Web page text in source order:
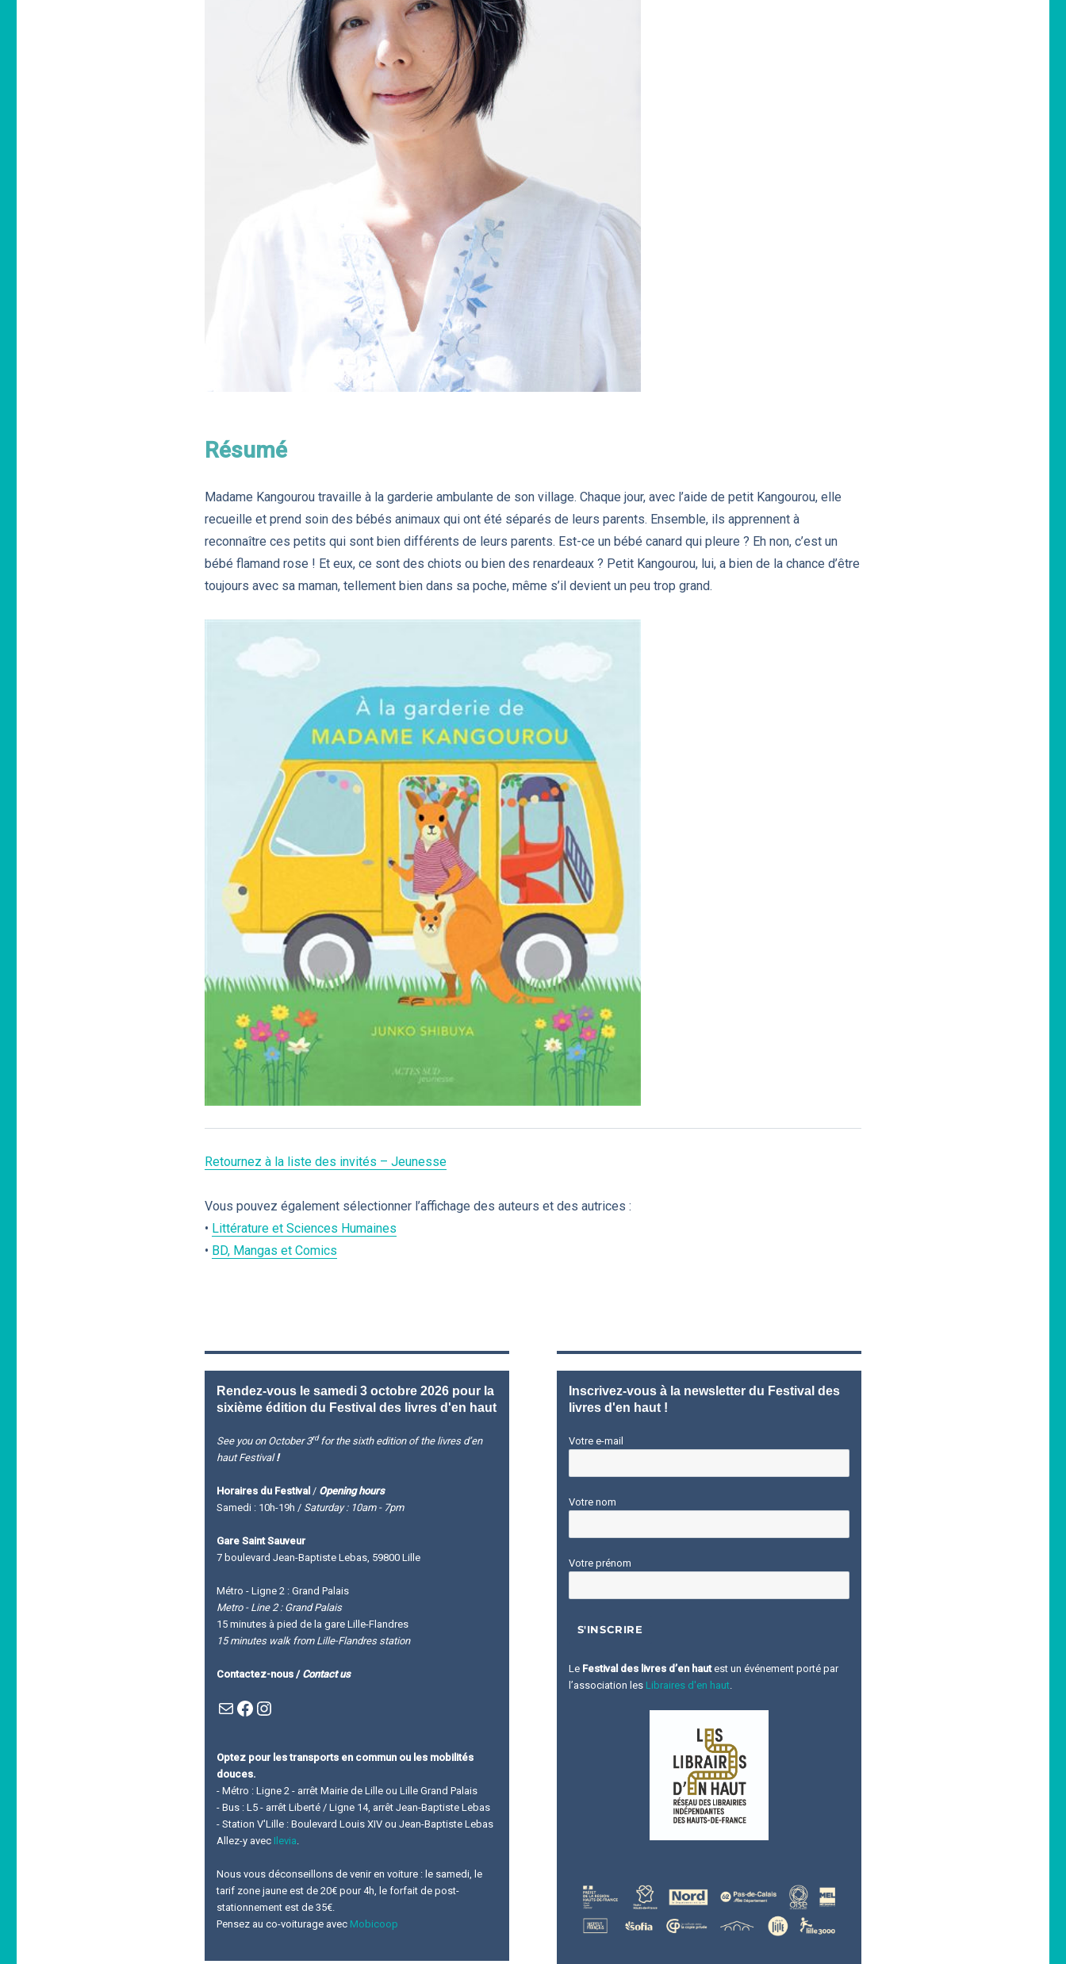
Résumé
Madame Kangourou travaille à la garderie ambulante de son village. Chaque jour, avec l’aide de petit Kangourou, elle
recueille et prend soin des bébés animaux qui ont été séparés de leurs parents. Ensemble, ils apprennent à
reconnaître ces petits qui sont bien différents de leurs parents. Est-ce un bébé canard qui pleure ? Eh non, c’est un
bébé flamand rose ! Et eux, ce sont des chiots ou bien des renardeaux ? Petit Kangourou, lui, a bien de la chance d’être
toujours avec sa maman, tellement bien dans sa poche, même s’il devient un peu trop grand.
Retournez à la liste des invités – Jeunesse
Vous pouvez également sélectionner l’affichage des auteurs et des autrices :
• Littérature et Sciences Humaines
• BD, Mangas et Comics
Rendez-vous le samedi 3 octobre 2026 pour la
sixième édition du Festival des livres d'en haut
See you on October 3rdfor the sixth edition of the livres d’en
haut Festival!
Horaires du Festival / Opening hours
Samedi : 10h-19h /Saturday : 10am - 7pm
Gare Saint Sauveur
7 boulevard Jean-Baptiste Lebas, 59800 Lille
Métro - Ligne 2 : Grand Palais
Metro - Line 2 : Grand Palais
15 minutes à pied de la gare Lille-Flandres
15 minutes walk from Lille-Flandres station
Contactez-nous / Contact us
Mail
Facebook : Festivla des livres d'en hautInstagram
Optez pour les transports en commun ou les mobilités
douces.
- Métro : Ligne 2 - arrêt Mairie de Lille ou Lille Grand Palais
- Bus : L5 - arrêt Liberté / Ligne 14, arrêt Jean-Baptiste Lebas
- Station V'Lille : Boulevard Louis XIV ou Jean-Baptiste Lebas
Allez-y avec Ilevia.
Nous vous déconseillons de venir en voiture : le samedi, le
tarif zone jaune est de 20€ pour 4h, le forfait de post-
stationnement est de 35€.
Pensez au co-voiturage avec Mobicoop
Inscrivez-vous à la newsletter du Festival des
livres d'en haut !
Votre e-mail
Votre nom
Votre prénom
Le Festival des livres d’en hautest un événement porté par
l’association les Libraires d'en haut.